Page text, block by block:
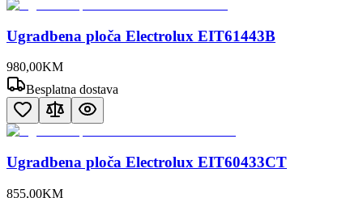
Ugradbena ploča Electrolux EIT61443B
980,00KM
Besplatna dostava
Ugradbena ploča Electrolux EIT60433CT
855,00KM